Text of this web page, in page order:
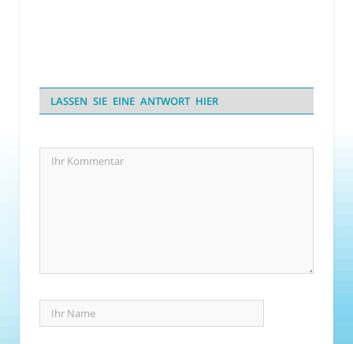
LASSEN SIE EINE ANTWORT HIER